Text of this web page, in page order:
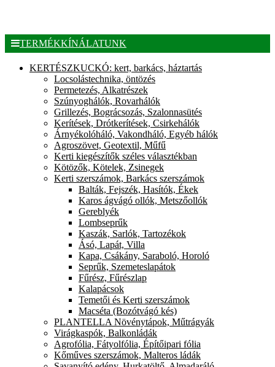
TERMÉKKÍNÁLATUNK
KERTÉSZKUCKÓ: kert, barkács, háztartás
Locsolástechnika, öntözés
Permetezés, Alkatrészek
Szúnyoghálók, Rovarhálók
Grillezés, Bográcsozás, Szalonnasütés
Kerítések, Drótkerítések, Csirkehálók
Árnyékolóháló, Vakondháló, Egyéb hálók
Agroszövet, Geotextil, Műfű
Kerti kiegészítők széles választékban
Kötözők, Kötelek, Zsinegek
Kerti szerszámok, Barkács szerszámok
Balták, Fejszék, Hasítók, Ékek
Karos ágvágó ollók, Metszőollók
Gereblyék
Lombseprűk
Kaszák, Sarlók, Tartozékok
Ásó, Lapát, Villa
Kapa, Csákány, Saraboló, Horoló
Seprűk, Szemeteslapátok
Fűrész, Fűrészlap
Kalapácsok
Temetői és Kerti szerszámok
Macséta (Bozótvágó kés)
PLANTELLA Növénytápok, Műtrágyák
Virágkaspók, Balkonládák
Agrofólia, Fátyolfólia, Építőipari fólia
Kőműves szerszámok, Malteros ládák